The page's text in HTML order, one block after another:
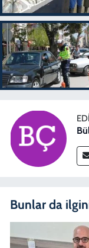
Bunlar da